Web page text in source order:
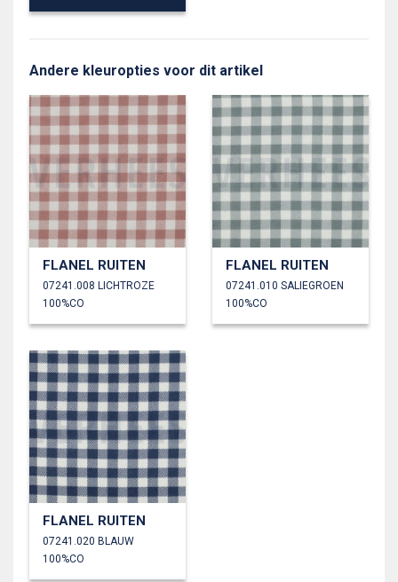
Andere kleuropties voor dit artikel
FLANEL RUITEN
07241.008 LICHTROZE
100%CO
FLANEL RUITEN
07241.010 SALIEGROEN
100%CO
FLANEL RUITEN
07241.020 BLAUW
100%CO